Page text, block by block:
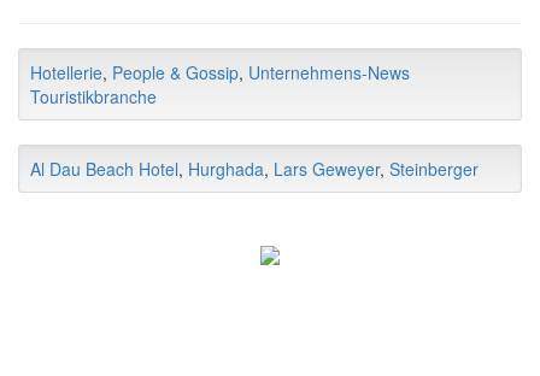
Hotellerie, People & Gossip, Unternehmens-News
Touristikbranche
Al Dau Beach Hotel, Hurghada, Lars Geweyer, Steinberger